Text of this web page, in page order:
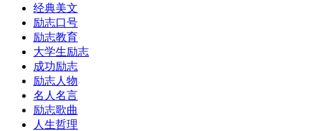
经典美文
励志口号
励志教育
大学生励志
成功励志
励志人物
名人名言
励志歌曲
人生哲理